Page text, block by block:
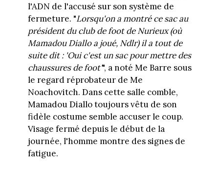
l'ADN de l'accusé sur son système de
fermeture. "Lorsqu'on a montré ce sac au
président du club de foot de Nurieux (où
Mamadou Diallo a joué, Ndlr) il a tout de
suite dit : 'Oui c'est un sac pour mettre des
chaussures de foot'", a noté Me Barre sous
le regard réprobateur de Me
Noachovitch. Dans cette salle comble,
Mamadou Diallo toujours vêtu de son
fidèle costume semble accuser le coup.
Visage fermé depuis le début de la
journée, l'homme montre des signes de
fatigue.